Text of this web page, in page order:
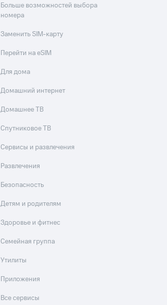
Больше возможностей выбора
номера
Заменить SIM-карту
Перейти на eSIM
Для дома
Домашний интернет
Домашнее ТВ
Спутниковое ТВ
Сервисы и развлечения
Развлечения
Безопасность
Детям и родителям
Здоровье и фитнес
Семейная группа
Утилиты
Приложения
Все сервисы